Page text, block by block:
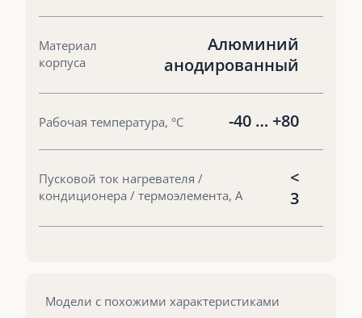
Материал
корпуса
Алюминий
анодированный
Рабочая температура, °С -40 … +80
Пусковой ток нагревателя /
кондиционера / термоэлемента, А
<
3
Модели с похожими характеристиками